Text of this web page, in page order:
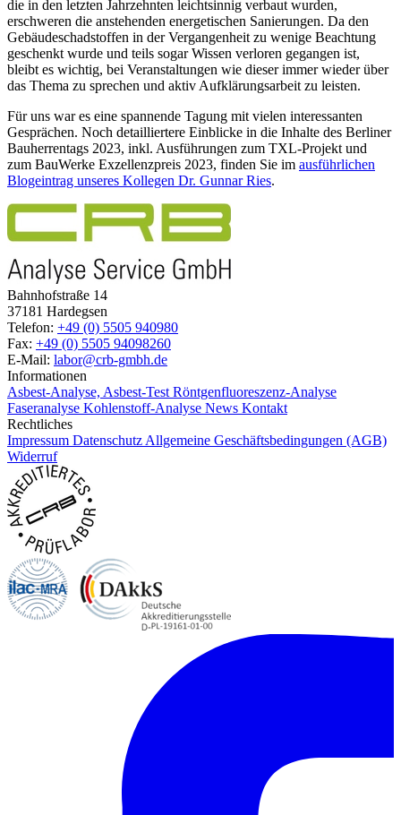
die in den letzten Jahrzehnten leichtsinnig verbaut wurden,
erschweren die anstehenden energetischen Sanierungen. Da den
Gebäudeschadstoffen in der Vergangenheit zu wenige Beachtung
geschenkt wurde und teils sogar Wissen verloren gegangen ist,
bleibt es wichtig, bei Veranstaltungen wie dieser immer wieder über
das Thema zu sprechen und aktiv Aufklärungsarbeit zu leisten.
Für uns war es eine spannende Tagung mit vielen interessanten
Gesprächen. Noch detailliertere Einblicke in die Inhalte des Berliner
Bauherrentags 2023, inkl. Ausführungen zum TXL-Projekt und
zum BauWerke Exzellenzpreis 2023, finden Sie im ausführlichen
Blogeintrag unseres Kollegen Dr. Gunnar Ries.
Bahnhofstraße 14
37181 Hardegsen
Telefon: +49 (0) 5505 940980
Fax: +49 (0) 5505 94098260
E-Mail: labor@crb-gmbh.de
Informationen
Asbest-Analyse, Asbest-TestRöntgenfluoreszenz-Analyse
Faseranalyse Kohlenstoff-Analyse News Kontakt
Rechtliches
Impressum DatenschutzAllgemeine Geschäftsbedingungen (AGB)
Widerruf